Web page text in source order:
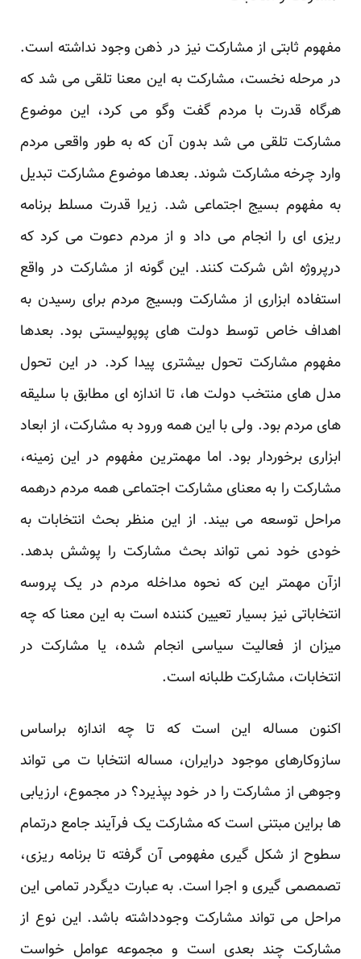
مفهوم ثابتی از مشارکت نیز در ذهن وجود نداشته است.
در مرحله نخست، مشارکت به این معنا تلقی می شد ‏که
هرگاه قدرت با مردم گفت وگو می کرد، این موضوع
مشارکت تلقی می شد بدون آن که به طور واقعی ‏مردم
وارد چرخه مشارکت شوند. بعدها موضوع مشارکت تبدیل
به مفهوم بسیج اجتماعی شد. زیرا قدرت ‏مسلط برنامه
ریزی ای را انجام می داد و از مردم دعوت می کرد که
درپروژه اش شرکت کنند. این گونه از ‏مشارکت در واقع
استفاده ابزاری از مشارکت وبسیج مردم برای رسیدن به
اهداف خاص توسط دولت های ‏پوپولیستی بود. بعدها
مفهوم مشارکت تحول بیشتری پیدا کرد. در این تحول
مدل های منتخب دولت ها، تا ‏اندازه ای مطابق با سلیقه
های مردم بود. ولی با این همه ورود به مشارکت، از ابعاد
ابزاری برخوردار بود. ‏اما مهمترین مفهوم در این زمینه،
مشارکت را به معنای مشارکت اجتماعی همه مردم درهمه
مراحل توسعه ‏می بیند. از این منظر بحث انتخابات به
خودی خود نمی تواند بحث مشارکت را پوشش بدهد.
ازآن مهمتر این ‏که نحوه مداخله مردم در یک پروسه
انتخاباتی نیز بسیار تعیین کننده است به این معنا که چه
میزان از فعالیت ‏سیاسی انجام شده، یا مشارکت در
انتخابات، مشارکت طلبانه است. ‏
اکنون مساله این است که تا چه اندازه براساس
سازوکارهای موجود درایران، مساله انتخابا ت می تواند
‏وجوهی از مشارکت را در خود بپذیرد؟ در مجموع، ارزیابی
ها براین مبتنی است که مشارکت یک فرآیند ‏جامع درتمام
سطوح از شکل گیری مفهومی آن گرفته تا برنامه ریزی،
تصمصمی گیری و اجرا است. به ‏عبارت دیگردر ‌تمامی این
مراحل می تواند مشارکت وجودداشته باشد. این نوع از
مشارکت چند بعدی است ‏و مجموعه عوامل خواست